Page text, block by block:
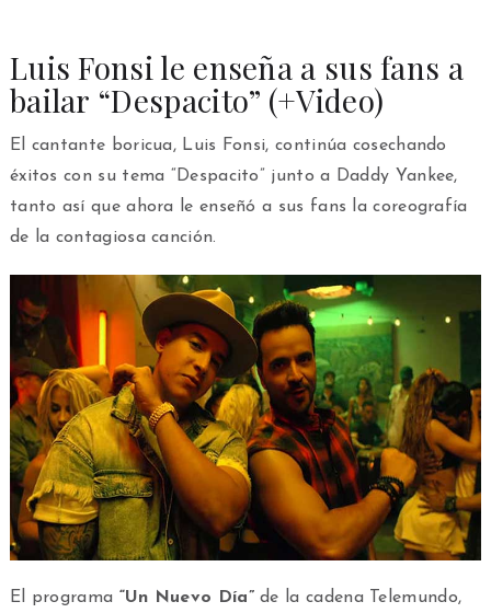
Luis Fonsi le enseña a sus fans a
bailar “Despacito” (+Video)
El cantante boricua, Luis Fonsi, continúa cosechando
éxitos con su tema “Despacito” junto a Daddy Yankee,
tanto así que ahora le enseñó a sus fans la coreografía
de la contagiosa canción.
El programa “Un Nuevo Día”de la cadena Telemundo,